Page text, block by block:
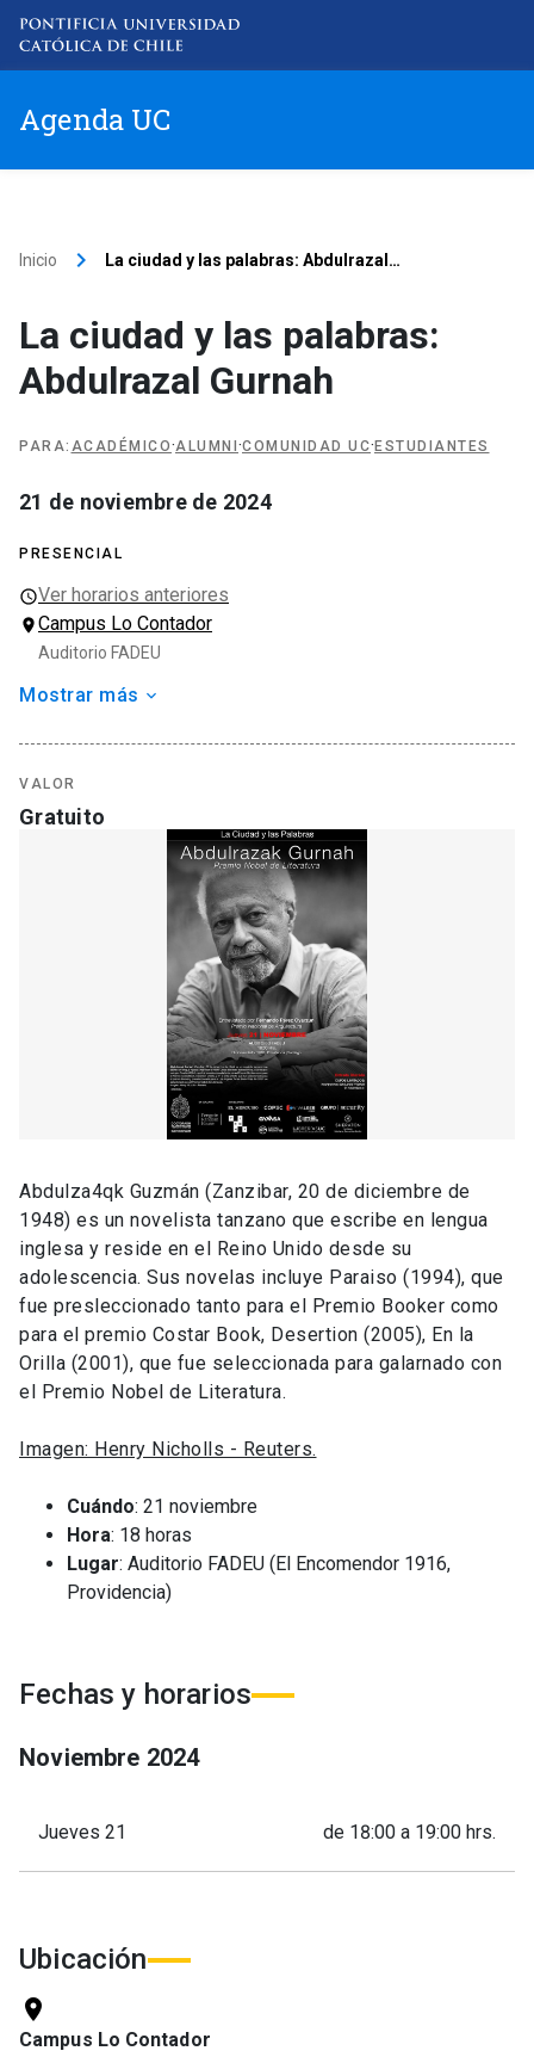
Agenda UC
Item 2
Item 4
Inicio keyboard_arrow_right La ciudad y las palabras: Abdulrazal …
La ciudad y las palabras:
Abdulrazal Gurnah
PARA: ACADÉMICO·ALUMNI ·COMUNIDAD UC· ESTUDIANTES
Abdulza4qk Guzmán (Zanzibar, 20 de diciembre de
1948) es un novelista tanzano que escribe en lengua
inglesa y reside en el Reino Unido desde su
adolescencia. Sus novelas incluye Paraiso (1994), que
fue presleccionado tanto para el Premio Booker como
para el premio Costar Book, Desertion (2005), En la
Orilla (2001), que fue seleccionada para galarnado con
el Premio Nobel de Literatura.
Imagen: Henry Nicholls - Reuters.
Cuándo: 21 noviembre
Hora: 18 horas
Lugar: Auditorio FADEU (El Encomendor 1916,
Providencia)
Fechas y horarios
Noviembre 2024
Jueves 21 de 18:00 a 19:00 hrs.
Ubicación
location_on
Campus Lo Contador
21 de noviembre de 2024
PRESENCIAL
Ver horarios anteriores
Campus Lo Contador
Auditorio FADEU
Organizador
Tipo de actividad
Charla
Mostrar más
VALOR
Gratuito